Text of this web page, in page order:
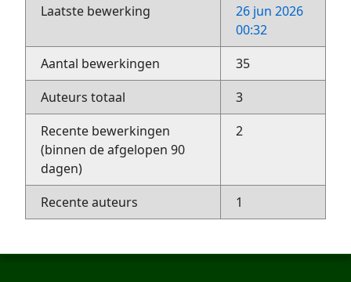
Laatste bewerking
26 jun 2026
00:32
Aantal bewerkingen
35
Auteurs totaal
3
Recente bewerkingen
(binnen de afgelopen 90
dagen)
2
Recente auteurs 1